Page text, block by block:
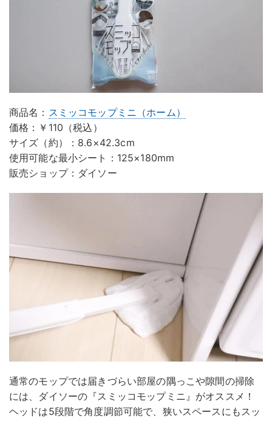
商品名： スミッコモップミニ（ホーム）
価格：￥110（税込）
サイズ（約）：8.6×42.3cm
使用可能な最小シート：125×180mm
販売ショップ：ダイソー
通常のモップでは届きづらい部屋の隅っこや隙間の掃除
には、ダイソーの『スミッコモップミニ』がオススメ！
ヘッドは5段階で角度調節可能で、狭いスペースにもスッ